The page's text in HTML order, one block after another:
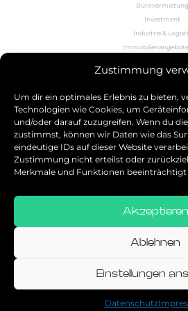
Zustimmung
Um dir ein optimales Erlebnis zu bieten,
Technologien wie Cookies, um
und/oder darauf zuzugreifen. Wenn du
zustimmst, können wir Daten wie das
eindeutige IDs auf dieser Website
Zustimmung nicht erteilst oder
Merkmale und Funktionen beeinträchtigt
Akzeptieren
Ablehnen
Einstellungen
Datenschutz
Bürovermietung
Investment
Industrie &
Immobilienangebote
Wissen
Bestbewerteter
verifiziert von:
Allgemeine